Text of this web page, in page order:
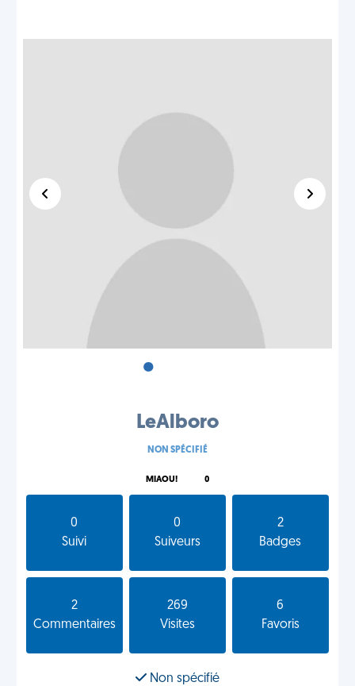
•
LeAlboro
NON SPÉCIFIÉ
MIAOU! 0
0
Suivi
0
Suiveurs
2
Badges
2
Commentaires
269
Visites
6
Favoris
Non spécifié